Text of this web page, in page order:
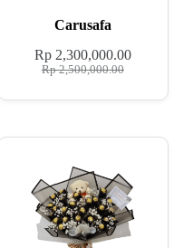
Carusafa
Rp2,500,000.00
Rp 2,300,000.00